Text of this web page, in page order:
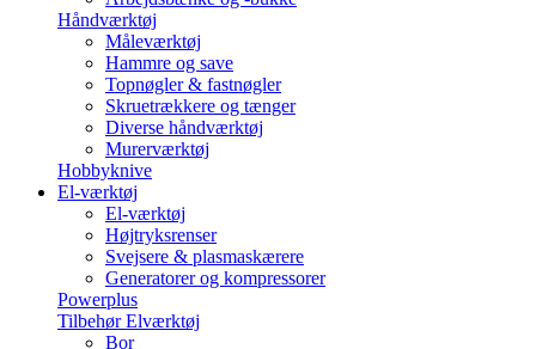
Håndværktøj
Måleværktøj
Hammre og save
Topnøgler & fastnøgler
Skruetrækkere og tænger
Diverse håndværktøj
Murerværktøj
Hobbyknive
El-værktøj
El-værktøj
Højtryksrenser
Svejsere & plasmaskærere
Generatorer og kompressorer
Powerplus
Tilbehør Elværktøj
Bor